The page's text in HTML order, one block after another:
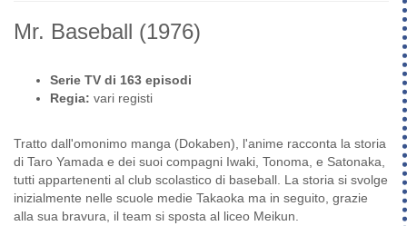
Mr. Baseball (1976)
Serie TV di 163 episodi
Regia: vari registi
Tratto dall'omonimo manga (Dokaben), l'anime racconta la storia
di Taro Yamada e dei suoi compagni Iwaki, Tonoma, e Satonaka,
tutti appartenenti al club scolastico di baseball. La storia si svolge
inizialmente nelle scuole medie Takaoka ma in seguito, grazie
alla sua bravura, il team si sposta al liceo Meikun.